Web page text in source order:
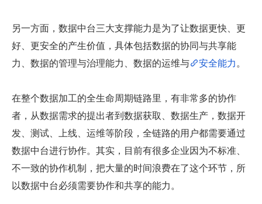
另一方面，数据中台三大支撑能力是为了让数据更快、更
好、更安全的产生价值，具体包括数据的协同与共享能
力、数据的管理与治理能力、数据的运维与
安全能力。
在整个数据加工的全生命周期链路里，有非常多的协作
者，从数据需求的提出者到数据获取、数据生产，数据开
发、测试、上线、运维等阶段，全链路的用户都需要通过
数据中台进行协作。其实，目前有很多企业因为不标准、
不一致的协作机制，把大量的时间浪费在了这个环节，所
以数据中台必须需要协作和共享的能力。